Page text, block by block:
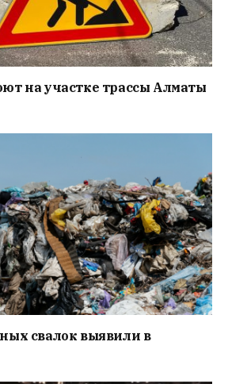
на участке трассы Алматы
свалок выявили в